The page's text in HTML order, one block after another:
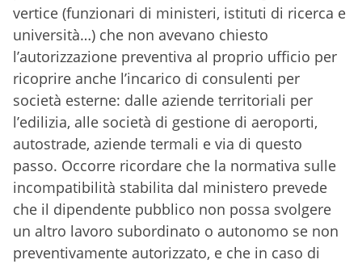
vertice (funzionari di ministeri, istituti di ricerca e
università…) che non avevano chiesto
l’autorizzazione preventiva al proprio ufficio per
ricoprire anche l’incarico di consulenti per
società esterne: dalle aziende territoriali per
l’edilizia, alle società di gestione di aeroporti,
autostrade, aziende termali e via di questo
passo. Occorre ricordare che la normativa sulle
incompatibilità stabilita dal ministero prevede
che il dipendente pubblico non possa svolgere
un altro lavoro subordinato o autonomo se non
preventivamente autorizzato, e che in caso di